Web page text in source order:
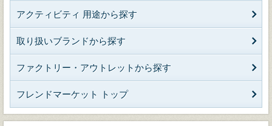
アクティビティ 用途から探す
取り扱いブランドから探す
ファクトリー・アウトレットから探す
フレンドマーケット トップ